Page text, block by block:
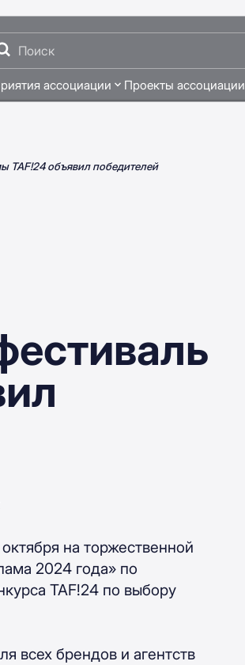
ассоциации Проекты ассоциации
TAF!24 объявил победителей
на торжественной
2024 года» по
TAF!24 по выбору
всех брендов и агентств